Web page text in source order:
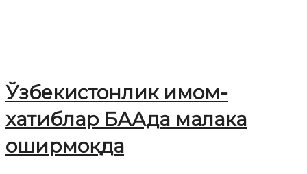
Ўзбекистонлик имом-
хатиблар БААда малака
оширмоқда